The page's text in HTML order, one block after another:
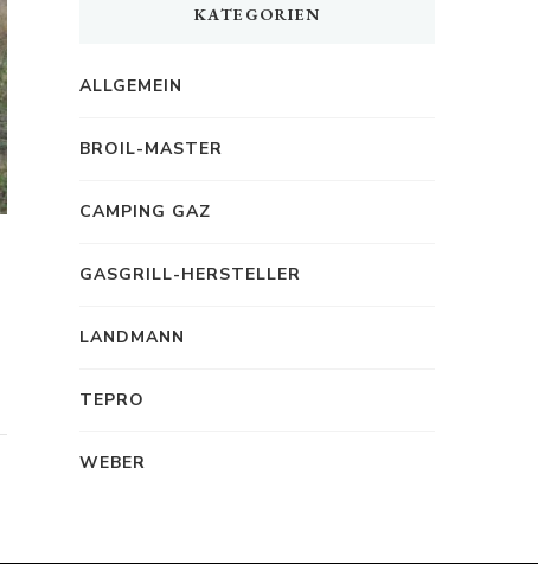
KATEGORIEN
ALLGEMEIN
BROIL-MASTER
CAMPING GAZ
GASGRILL-HERSTELLER
LANDMANN
TEPRO
WEBER